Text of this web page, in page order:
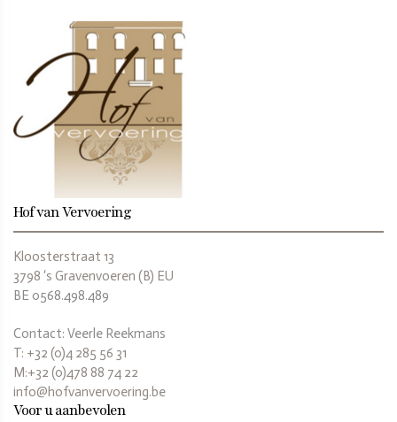
Hof van Vervoering
Kloosterstraat 13
3798 ‘s Gravenvoeren (B) EU
BE 0568.498.489
Contact: Veerle Reekmans
T: +32 (0)4 285 56 31
M:+32 (0)478 88 74 22
info@hofvanvervoering.be
Voor u aanbevolen